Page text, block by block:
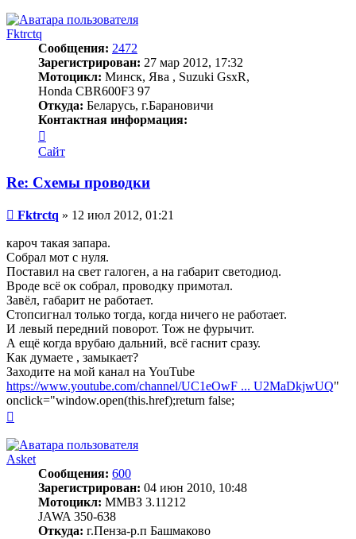
Fktrctq
Сообщения: 2472
Зарегистрирован: 27 мар 2012, 17:32
Мотоцикл: Минск, Ява , Suzuki GsxR,
Honda CBR600F3 97
Откуда: Беларусь, г.Барановичи
Контактная информация:
информация
пользователя
Сайт
Re: Схемы проводки
Сообщение
Fktrctq » 12 июл 2012, 01:21
кароч такая запара.
Собрал мот с нуля.
Поставил на свет галоген, а на габарит светодиод.
Вроде всё ок собрал, проводку примотал.
Завёл, габарит не работает.
Стопсигнал только тогда, когда ничего не работает.
И левый передний поворот. Тож не фурычит.
А ещё когда врубаю дальний, всё гаснит сразу.
Как думаете , замыкает?
Заходите на мой канал на YouTube
https://www.youtube.com/channel/UC1eOwF ... U2MaDkjwUQ"
onclick="window.open(this.href);return false;
началу
Asket
Сообщения: 600
Зарегистрирован: 04 июн 2010, 10:48
Мотоцикл: ММВЗ 3.11212
JAWA 350-638
Откуда: г.Пенза-р.п Башмаково